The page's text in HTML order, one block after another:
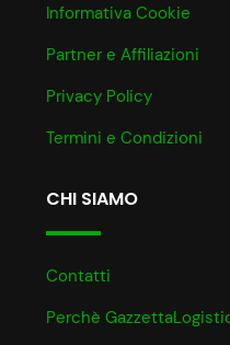
Informativa Cookie
Partner e Affiliazioni
Privacy Policy
Termini e Condizioni
CHI SIAMO
Contatti
Perchè